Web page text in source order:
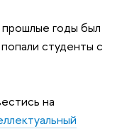
годы был
студенты с
на